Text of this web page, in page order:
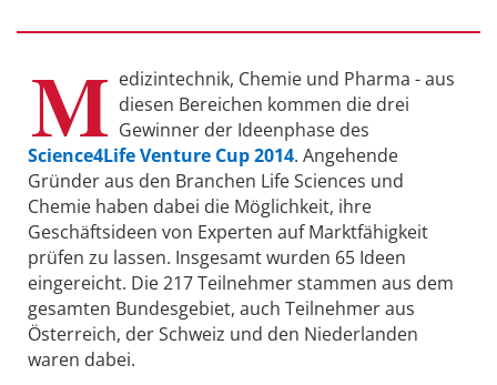
M edizintechnik, Chemie und Pharma - aus
diesen Bereichen kommen die drei
Gewinner der Ideenphase des
Science4Life Venture Cup 2014. Angehende
Gründer aus den Branchen Life Sciences und
Chemie haben dabei die Möglichkeit, ihre
Geschäftsideen von Experten auf Marktfähigkeit
prüfen zu lassen. Insgesamt wurden 65 Ideen
eingereicht. Die 217 Teilnehmer stammen aus dem
gesamten Bundesgebiet, auch Teilnehmer aus
Österreich, der Schweiz und den Niederlanden
waren dabei.